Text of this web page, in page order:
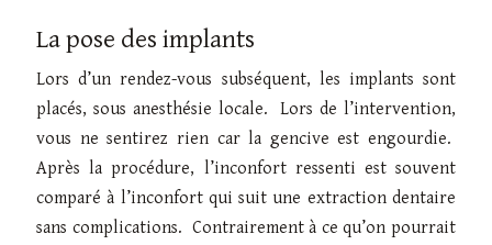
La pose des implants
Lors d’un rendez-vous subséquent, les implants sont
placés, sous anesthésie locale. Lors de l’intervention,
vous ne sentirez rien car la gencive est engourdie.
Après la procédure, l’inconfort ressenti est souvent
comparé à l’inconfort qui suit une extraction dentaire
sans complications. Contrairement à ce qu’on pourrait